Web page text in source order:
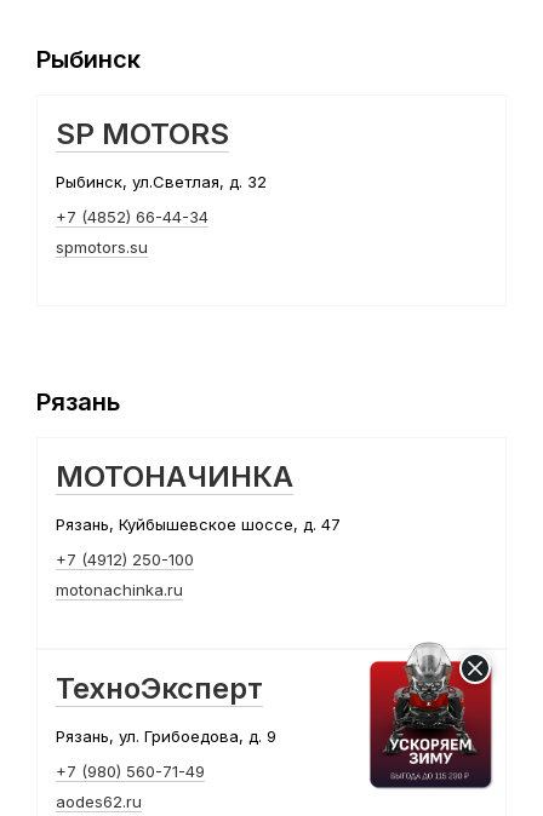
Рыбинск
SP MOTORS
Рыбинск, ул.Светлая, д. 32
+7 (4852) 66-44-34
spmotors.su
Рязань
МОТОНАЧИНКА
Рязань, Куйбышевское шоссе, д. 47
+7 (4912) 250-100
motonachinka.ru
ТехноЭксперт
Рязань, ул. Грибоедова, д. 9
+7 (980) 560-71-49
aodes62.ru